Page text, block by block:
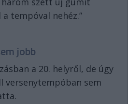
a tempóval nehéz.”
jobb
a 20. helyről, de úgy
versenytempóban sem